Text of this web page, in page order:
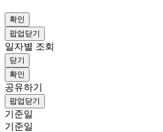
확인
팝업닫기
일자별 조회
닫기
확인
공유하기
팝업닫기
기준일
기준일